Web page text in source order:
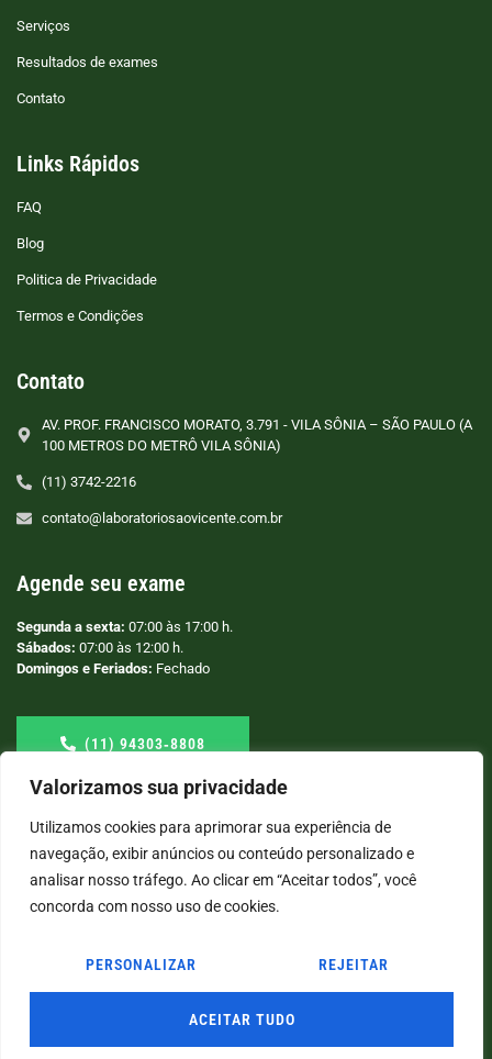
Valorizamos sua privacidade
Utilizamos cookies para aprimorar sua experiência de
navegação, exibir anúncios ou conteúdo personalizado e
analisar nosso tráfego. Ao clicar em “Aceitar todos”, você
concorda com nosso uso de cookies.
PERSONALIZAR REJEITAR
ACEITAR TUDO
Serviços
Resultados de exames
Contato
Links Rápidos
FAQ
Blog
Politica de Privacidade
Termos e Condições
Contato
AV. PROF. FRANCISCO MORATO, 3.791 - VILA SÔNIA – SÃO PAULO (A
100 METROS DO METRÔ VILA SÔNIA)
(11) 3742-2216
contato@laboratoriosaovicente.com.br
Agende seu exame
Segunda a sexta: 07:00 às 17:00 h.
Sábados: 07:00 às 12:00 h.
Domingos e Feriados: Fechado
(11) 94303‑8808
© COPYRIGHT2026→ LABORATÓRIO SÃO VICENTE → POR: CONEKI - SOLUÇÕES DIGITAIS |